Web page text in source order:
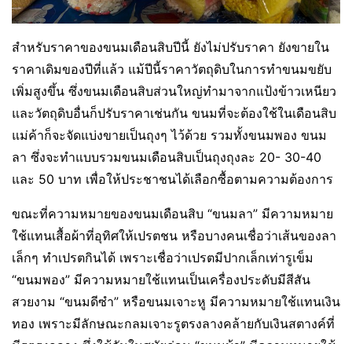
สำหรับราคาของขนมเดือนสิบปีนี้ ยังไม่ปรับราคา ยังขายใน
ราคาเดิมของปีที่แล้ว แม้ปีนี้ราคาวัตถุดิบในการทำขนมขยับ
เพิ่มสูงขึ้น ซึ่งขนมเดือนสิบส่วนใหญ่ทำมาจากแป้งข้าวเหนียว
และวัตถุดิบอื่นก็ปรับราคาเช่นกัน ขนมที่จะต้องใช้ในเดือนสิบ
แม่ค้าก็จะจัดแบ่งขายเป็นถุงๆ ไว้ด้วย รวมทั้งขนมพอง ขนม
ลา ซึ่งจะทำแบบรวมขนมเดือนสิบเป็นถุงถุงละ 20- 30-40
และ 50 บาท เพื่อให้ประชาชนได้เลือกซื้อตามความต้องการ
ขณะที่ความหมายของขนมเดือนสิบ “ขนมลา” มีความหมาย
ใช้แทนเสื้อผ้าที่อุทิศให้เปรตชน หรือบางคนเชื่อว่าเส้นของลา
เล็กๆ ทำเปรตกินได้ เพราะเชื่อว่าเปรตมีปากเล็กเท่ารูเข็ม
“ขนมพอง” มีความหมายใช้แทนเป็นเครื่องประดับมีสีสัน
สวยงาม “ขนมดีซำ” หรือขนมเจาะหู มีความหมายใช้แทนเงิน
ทอง เพราะมีลักษณะกลมเจาะรูตรงลางคล้ายกับเงินสตางค์ที่